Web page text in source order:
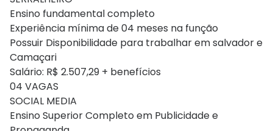
Ensino fundamental completo
Experiência mínima de 04 meses na função
Possuir Disponibilidade para trabalhar em salvador e
Camaçari
Salário: R$ 2.507,29 + benefícios
04 VAGAS
SOCIAL MEDIA
Ensino Superior Completo em Publicidade e